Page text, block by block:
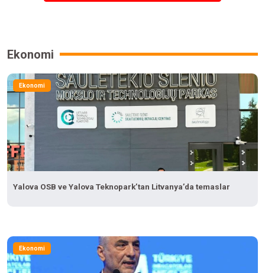
Ekonomi
Ekonomi
Yalova OSB ve Yalova Teknopark’tan Litvanya’da temaslar
Ekonomi